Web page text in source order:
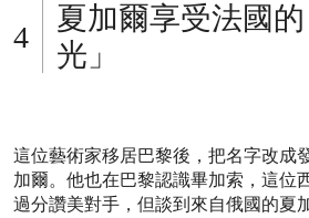
夏加爾享受法國
光」
這位藝術家移居巴黎後，把名字改成
加爾。他也在巴黎認識畢加索，這位
過分讚美對手，但談到來自俄國的夏